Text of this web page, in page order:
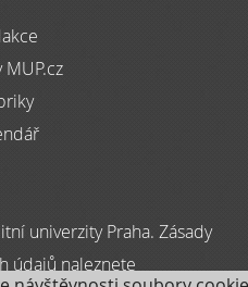
MUP.cz
univerzity Praha. Zásady
údajů naleznete